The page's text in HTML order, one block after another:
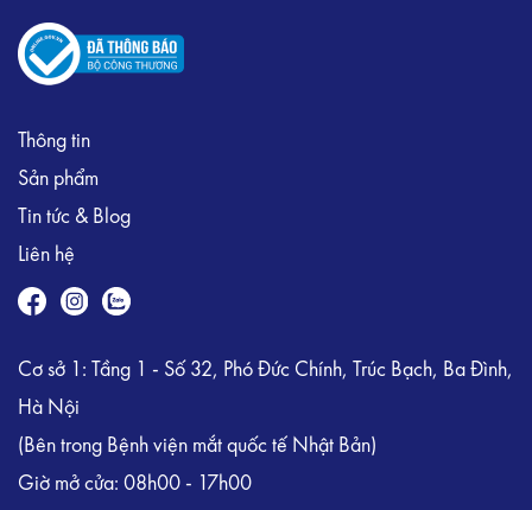
Thông tin
Sản phẩm
Tin tức & Blog
Liên hệ
Cơ sở 1: Tầng 1 - Số 32, Phó Đức Chính, Trúc Bạch, Ba Đình,
Hà Nội
(Bên trong Bệnh viện mắt quốc tế Nhật Bản)
Giờ mở cửa: 08h00 - 17h00